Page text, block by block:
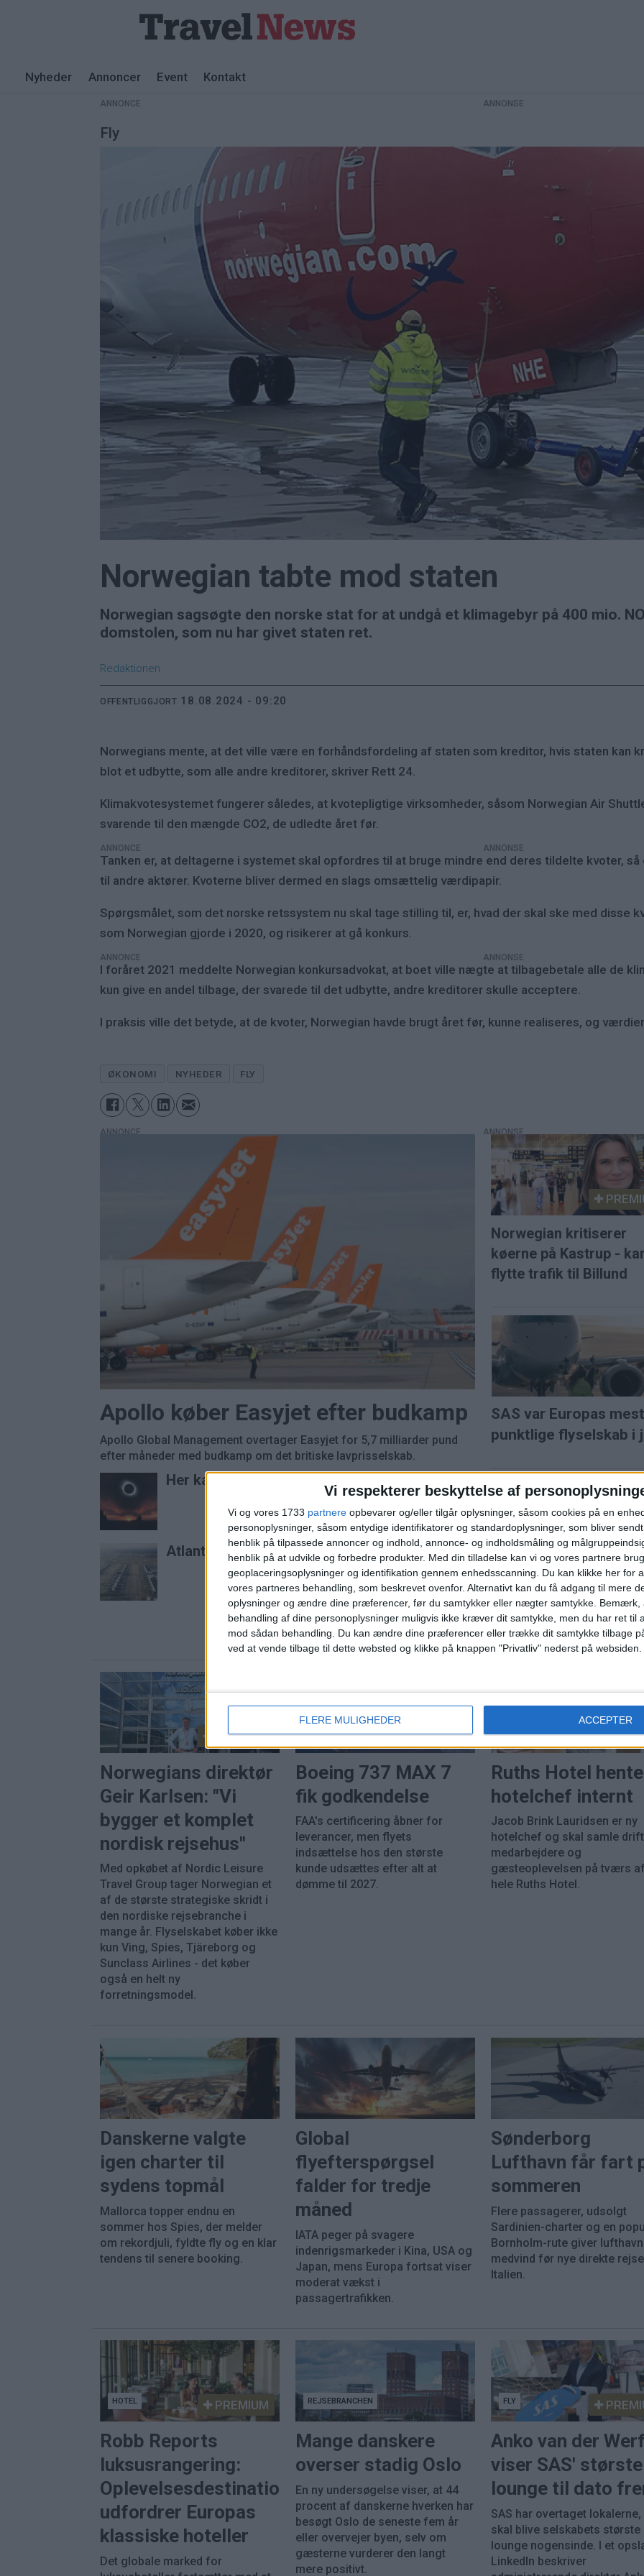
Vi respekterer beskyttelse af
Vi og vores 1733 partnere opbevarer og/eller tilgår oplysninger, såsom cookies på en
personoplysninger, såsom entydige identifikatorer og standardoplysninger, som bliver
henblik på tilpassede annoncer og indhold, annonce- og indholdsmåling og
henblik på at udvikle og forbedre produkter. Med din tilladelse kan vi og vores partnere
geoplaceringsoplysninger og identifikation gennem enhedsscanning. Du kan klikke her for
vores partneres behandling, som beskrevet ovenfor. Alternativt kan du få adgang til mere
oplysninger og ændre dine præferencer, før du samtykker eller nægter samtykke. Bemærk,
behandling af dine personoplysninger muligvis ikke kræver dit samtykke, men du har ret til
mod sådan behandling.
Du kan ændre dine præferencer eller trække dit samtykke tilbage
ved at vende tilbage til dette websted og klikke på knappen "Privatliv" nederst på websiden.
FLERE MULIGHEDER ACCEPTER
Nyheder Annoncer Event Kontakt
ANNONCE
Fly
Norwegian tabte mod staten
Norwegian sagsøgte den norske stat for at undgå et klimagebyr på 400 mio.
domstolen, som nu har givet staten ret.
Redaktionen
OFFENTLIGGJORT 18.08.2024 - 09:20
Norwegians mente, at det ville være en forhåndsfordeling af staten som kreditor, hvis staten kan
blot et udbytte, som alle andre kreditorer, skriver Rett 24.
Klimakvotesystemet fungerer således, at kvotepligtige virksomheder, såsom Norwegian Air
svarende til den mængde CO2, de udledte året før.
ANNONCE
Tanken er, at deltagerne i systemet skal opfordres til at bruge mindre end deres tildelte kvoter,
til andre aktører. Kvoterne bliver dermed en slags omsættelig værdipapir.
Spørgsmålet, som det norske retssystem nu skal tage stilling til, er, hvad der skal ske med disse
som Norwegian gjorde i 2020, og risikerer at gå konkurs.
ANNONCE
I foråret 2021 meddelte Norwegian konkursadvokat, at boet ville nægte at tilbagebetale alle de
kun give en andel tilbage, der svarede til det udbytte, andre kreditorer skulle acceptere.
I praksis ville det betyde, at de kvoter, Norwegian havde brugt året før, kunne realiseres, og
ØKONOMI NYHEDER FLY
ANNONCE
Apollo køber Easyjet efter budkamp
Apollo Global Management overtager Easyjet for 5,7 milliarder pund
efter måneder med budkamp om det britiske lavprisselskab.
Her kan du opleve total solformørkelse
Atlanta er stadig verdens travleste lufthavn
Norwegian kritiserer
køerne på Kastrup -
flytte trafik til Billund
SAS var Europas mest
punktlige flyselskab i
Norwegian når
juli siden pandemien
PREMIUM
Norwegians direktør
Geir Karlsen: "Vi
bygger et komplet
nordisk rejsehus"
Med opkøbet af Nordic Leisure
Travel Group tager Norwegian et
af de største strategiske skridt i
den nordiske rejsebranche i
mange år. Flyselskabet køber ikke
kun Ving, Spies, Tjäreborg og
Sunclass Airlines - det køber
også en helt ny
forretningsmodel.
PREMIUM
Boeing 737 MAX 7
fik godkendelse
FAA's certificering åbner for
leverancer, men flyets
indsættelse hos den største
kunde udsættes efter alt at
dømme til 2027.
HOTEL
Ruths Hotel
hotelchef internt
Jacob Brink Lauridsen er ny
hotelchef og skal samle
medarbejdere og
gæsteoplevelsen på tværs af
hele Ruths Hotel.
Danskerne valgte
igen charter til
sydens topmål
Mallorca topper endnu en
sommer hos Spies, der melder
om rekordjuli, fyldte fly og en klar
tendens til senere booking.
Global
flyefterspørgsel
falder for tredje
måned
IATA peger på svagere
indenrigsmarkeder i Kina, USA og
Japan, mens Europa fortsat viser
moderat vækst i
passagertrafikken.
Sønderborg
Lufthavn får fart
sommeren
Flere passagerer, udsolgt
Sardinien-charter og en
Bornholm-rute giver
medvind før nye direkte
Italien.
HOTEL PREMIUM
Robb Reports
luksusrangering:
Oplevelsesdestinationer
udfordrer Europas
klassiske hoteller
Det globale marked for
REJSEBRANCHEN
Mange danskere
overser stadig Oslo
En ny undersøgelse viser, at 44
procent af danskerne hverken har
besøgt Oslo de seneste fem år
eller overvejer byen, selv om
gæsterne vurderer den langt
mere positivt.
FLY
Anko van der
viser SAS' største
lounge til dato
SAS har overtaget
skal blive selskabets største
lounge nogensinde. I et
LinkedIn beskriver